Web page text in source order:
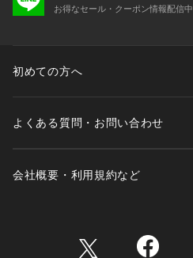
お得なセール・クーポン情報配信中
初めての方へ
よくある質問・お問い合わせ
会社概要・利用規約など